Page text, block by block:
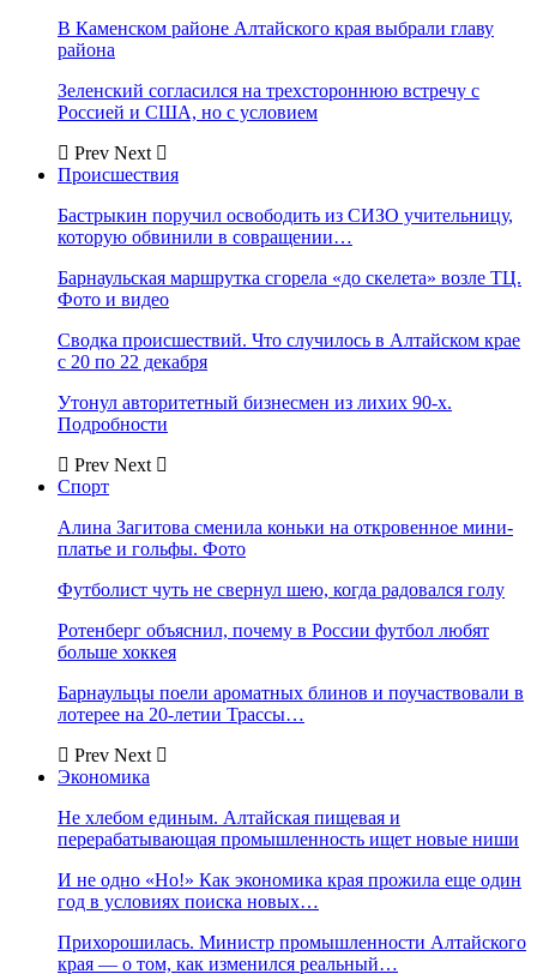
В Каменском районе Алтайского края выбрали главу
района
Зеленский согласился на трехстороннюю встречу с
Россией и США, но с условием
Prev Next
Происшествия
Бастрыкин поручил освободить из СИЗО учительницу,
которую обвинили в совращении…
Барнаульская маршрутка сгорела «до скелета» возле ТЦ.
Фото и видео
Сводка происшествий. Что случилось в Алтайском крае
с 20 по 22 декабря
Утонул авторитетный бизнесмен из лихих 90-х.
Подробности
Prev Next
Спорт
Алина Загитова сменила коньки на откровенное мини-
платье и гольфы. Фото
Футболист чуть не свернул шею, когда радовался голу
Ротенберг объяснил, почему в России футбол любят
больше хоккея
Барнаульцы поели ароматных блинов и поучаствовали в
лотерее на 20-летии Трассы…
Prev Next
Экономика
Не хлебом единым. Алтайская пищевая и
перерабатывающая промышленность ищет новые ниши
И не одно «Но!» Как экономика края прожила еще один
год в условиях поиска новых…
Прихорошилась. Министр промышленности Алтайского
края — о том, как изменился реальный…